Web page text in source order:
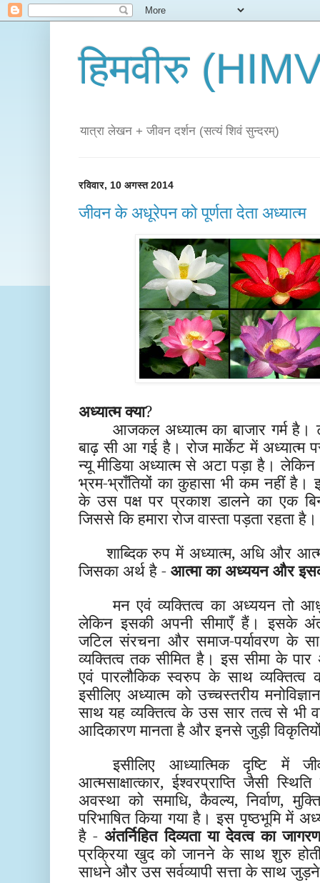
हिमवीरु
यात्रा लेखन + जीवन दर्शन (सत्यं शिवं सुन्दरम्)
रविवार, 10 अगस्त 2014
जीवन के अधूरेपन को पूर्णता देता अध्यात्म
अध्यात्म क्या?
आजकल अध्यात्म का बाजार गर्म है।
बाढ़ सी आ गई है। रोज मार्केट में
न्यू मीडिया अध्यात्म से अटा पड़ा है।
भ्रम-भ्राँतियों का कुहासा भी कम नहीं है।
के उस पक्ष पर प्रकाश डालने का एक
जिससे कि हमारा रोज वास्ता पड़ता रहता
शाब्दिक रुप में अध्यात्म, अधि और
जिसका अर्थ है - आत्मा का अध्ययन और
मन एवं व्यक्तित्व का अध्ययन तो
लेकिन इसकी अपनी सीमाएँ हैं। इसके
जटिल संरचना और समाज-पर्यावरण के
व्यक्तित्व तक सीमित है। इस सीमा के पार
एवं पारलौकिक स्वरुप के साथ
इसीलिए अध्यात्म को उच्चस्तरीय
साथ यह व्यक्तित्व के उस सार तत्व से भी
आदिकारण मानता है और इनसे जुड़ी
इसीलिए आध्यात्मिक दृष्टि में
आत्मसाक्षात्कार, ईश्वरप्राप्ति जैसी
अवस्था को समाधि, कैवल्य, निर्वाण,
परिभाषित किया गया है। इस पृष्ठभूमि में
है -अंतर्निहित दिव्यता या देवत्व का
प्रक्रिया खुद को जानने के साथ शुरु
साधने और उस सर्वव्यापी सत्ता के साथ